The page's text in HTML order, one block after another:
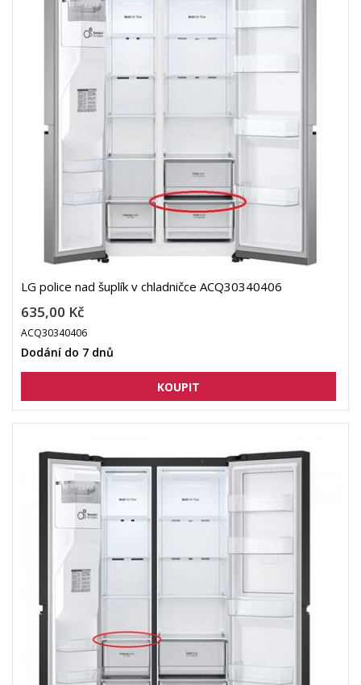
LG police nad šuplík v chladničce ACQ30340406
635,00 Kč
ACQ30340406
Dodání do 7 dnů